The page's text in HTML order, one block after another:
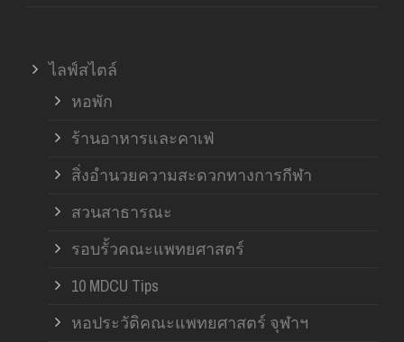
ไลฟ์สไตล์
หอพัก
ร้านอาหารและคาเฟ่
สิ่งอำนวยความสะดวกทางการกีฬา
สวนสาธารณะ
รอบรั้วคณะแพทยศาสตร์
10 MDCU Tips
หอประวัติคณะแพทยศาสตร์ จุฬาฯ